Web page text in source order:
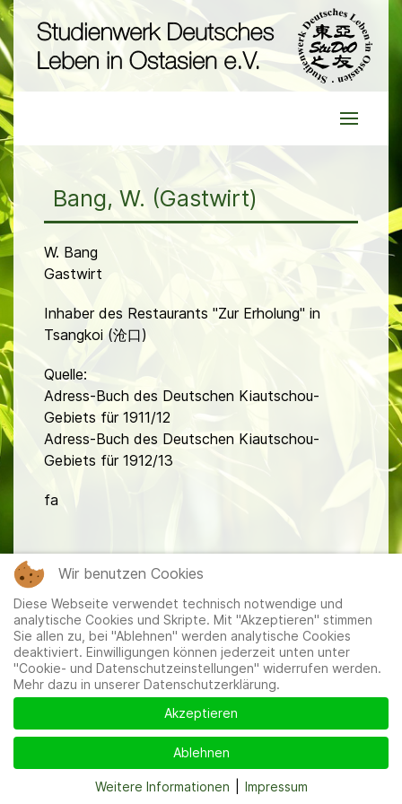
Bang, W. (Gastwirt)
W. Bang
Gastwirt
Inhaber des Restaurants "Zur Erholung" in
Tsangkoi (沧口)
Quelle:
Adress-Buch des Deutschen Kiautschou-
Gebiets für 1911/12
Adress-Buch des Deutschen Kiautschou-
Gebiets für 1912/13
fa
Mitglieder|Impressum|Datenschutzerklärung |Cookie-
und Datenschutzeinstellungen
Wir benutzen Cookies
Diese Webseite verwendet technisch notwendige und
analytische Cookies und Skripte. Mit "Akzeptieren" stimmen
Sie allen zu, bei "Ablehnen" werden analytische Cookies
deaktiviert. Einwilligungen können jederzeit unten unter
"Cookie- und Datenschutzeinstellungen" widerrufen werden.
Mehr dazu in unserer Datenschutzerklärung.
Akzeptieren
Ablehnen
Weitere Informationen Impressum